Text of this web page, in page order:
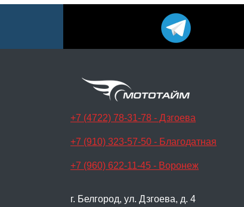
+7 (4722) 78-31-78 - Дзгоева
+7 (910) 323-57-50 - Благодатная
+7 (960) 622-11-45 - Воронеж
г. Белгород, ул. Дзгоева, д. 4